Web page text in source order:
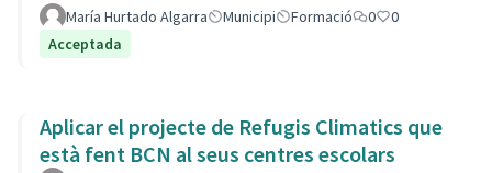
María Hurtado Algarra Municipi Formació 0
0
Acceptada
Aplicar el projecte de Refugis Climatics que
està fent BCN al seus centres escolars